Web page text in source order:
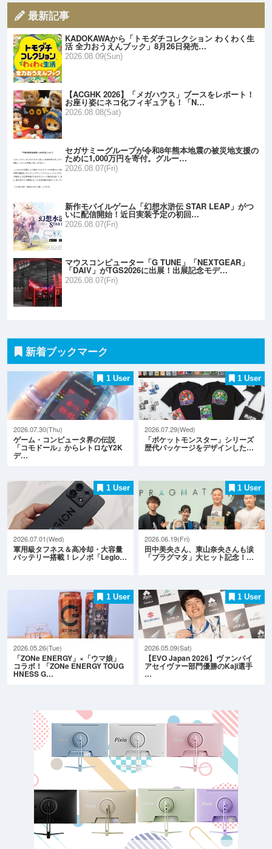
最新記事
KADOKAWAから「トモダチコレクション わくわく生
活 全力おうえんブック」8月26日発売…
2026.08.09(Sun)
【ACGHK 2026】「メガハウス」ブースをレポート！
お座り姿にネコ化フィギュアも！「N…
2026.08.08(Sat)
セガサミーグループが令和8年熊本地震の被災地支援の
ために1,000万円を寄付。グルー…
2026.08.07(Fri)
新作モバイルゲーム「幻想水滸伝 STAR LEAP」がつ
いに配信開始！近日実装予定の初回…
2026.08.07(Fri)
マウスコンピューター「G TUNE」「NEXTGEAR」
「DAIV」がTGS2026に出展！出展記念モデ…
2026.08.07(Fri)
新着ブックマーク
1 User
2026.07.30(Thu)
ゲーム・コンピュータ界の伝説
「コモドール」からレトロなY2K
デ…
1 User
2026.07.29(Wed)
「ポケットモンスター」シリーズ
歴代パッケージをデザインした…
1 User
2026.07.01(Wed)
軍用級タフネス＆高冷却・大容量
バッテリー搭載！レノボ「Legio…
1 User
2026.06.19(Fri)
田中美央さん、東山奈央さんも涙
「プラグマタ」大ヒット記念！…
1 User
2026.05.26(Tue)
「ZONe ENERGY」×「ウマ娘」
コラボ！「ZONe ENERGY TOUG
HNESS G…
1 User
2026.05.09(Sat)
【EVO Japan 2026】ヴァンパイ
アセイヴァー部門優勝のKaji選手
…